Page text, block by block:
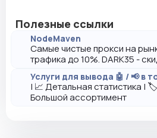
Полезные ссылки
NodeMaven
Самые чистые прокси на
трафика до 10%. DARK35 -
Услуги для вывода 🤖 / 📢 в
| 📈 Детальная статистика |
Большой ассортимент